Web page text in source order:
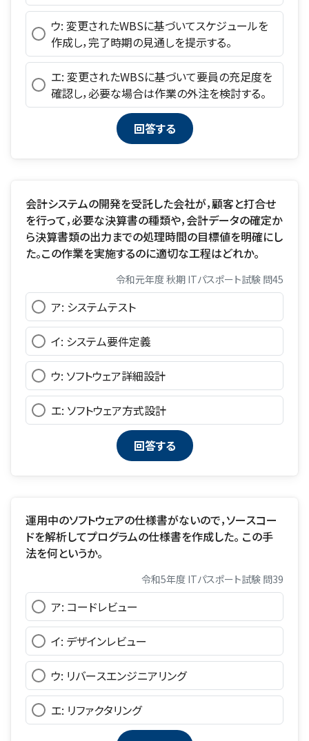
ウ: 変更されたWBSに基づいてスケジュールを
作成し，完了時期の見通しを提示する。
エ: 変更されたWBSに基づいて要員の充足度を
確認し，必要な場合は作業の外注を検討する。
会計システムの開発を受託した会社が，顧客と打合せ
を行って，必要な決算書の種類や，会計データの確定か
ら決算書類の出力までの処理時間の目標値を明確にし
た。この作業を実施するのに適切な工程はどれか。
令和元年度 秋期 ITパスポート試験 問45
ア: システムテスト
イ: システム要件定義
ウ: ソフトウェア詳細設計
エ: ソフトウェア方式設計
運用中のソフトウェアの仕様書がないので，ソースコー
ドを解析してプログラムの仕様書を作成した。 この手
法を何というか。
令和5年度 ITパスポート試験 問39
ア: コードレビュー
イ: デザインレビュー
ウ: リバースエンジニアリング
エ: リファクタリング